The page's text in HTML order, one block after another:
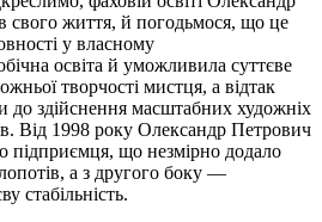
свого життя, й погодьмося, що це
у власному
освіта й уможливила суттєве
творчості мистця, а відтак
до здійснення масштабних художніх
Від 1998 року Олександр Петрович
підприємця, що незмірно додало
а з другого боку —
стабільність.